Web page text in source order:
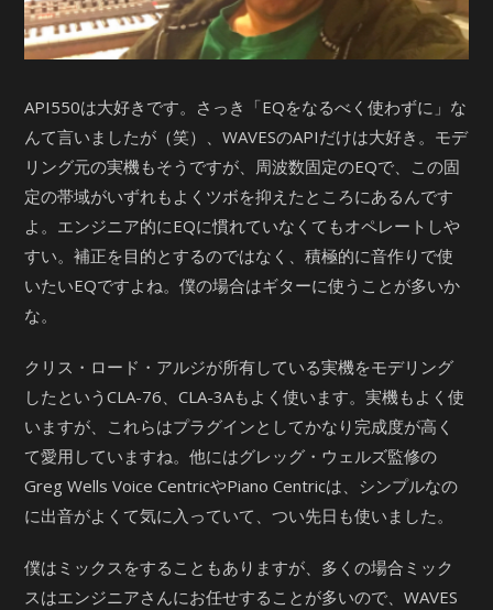
API550は大好きです。さっき「EQをなるべく使わずに」な
んて言いましたが（笑）、WAVESのAPIだけは大好き。モデ
リング元の実機もそうですが、周波数固定のEQで、この固
定の帯域がいずれもよくツボを抑えたところにあるんです
よ。エンジニア的にEQに慣れていなくてもオペレートしや
すい。補正を目的とするのではなく、積極的に音作りで使
いたいEQですよね。僕の場合はギターに使うことが多いか
な。
クリス・ロード・アルジが所有している実機をモデリング
したというCLA-76、CLA-3Aもよく使います。実機もよく使
いますが、これらはプラグインとしてかなり完成度が高く
て愛用していますね。他にはグレッグ・ウェルズ監修の
Greg Wells Voice CentricやPiano Centricは、シンプルなの
に出音がよくて気に入っていて、つい先日も使いました。
僕はミックスをすることもありますが、多くの場合ミック
スはエンジニアさんにお任せすることが多いので、WAVES